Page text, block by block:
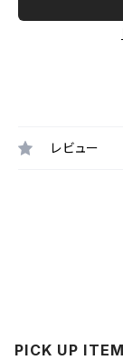
レビュー
PICK UP ITEM